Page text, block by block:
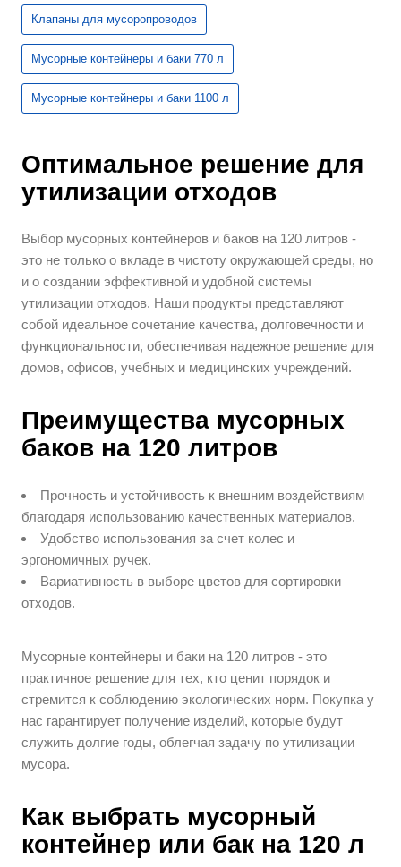
Клапаны для мусоропроводов
Мусорные контейнеры и баки 770 л
Мусорные контейнеры и баки 1100 л
Оптимальное решение для
утилизации отходов
Выбор мусорных контейнеров и баков на 120 литров -
это не только о вкладе в чистоту окружающей среды, но
и о создании эффективной и удобной системы
утилизации отходов. Наши продукты представляют
собой идеальное сочетание качества, долговечности и
функциональности, обеспечивая надежное решение для
домов, офисов, учебных и медицинских учреждений.
Преимущества мусорных
баков на 120 литров
Прочность и устойчивость к внешним воздействиям
благодаря использованию качественных материалов.
Удобство использования за счет колес и
эргономичных ручек.
Вариативность в выборе цветов для сортировки
отходов.
Мусорные контейнеры и баки на 120 литров - это
практичное решение для тех, кто ценит порядок и
стремится к соблюдению экологических норм. Покупка у
нас гарантирует получение изделий, которые будут
служить долгие годы, облегчая задачу по утилизации
мусора.
Как выбрать мусорный
контейнер или бак на 120 л